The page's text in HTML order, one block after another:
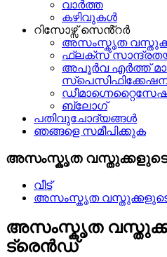
വാർത്ത
കഴിവുകൾ
റിസോഴ്സ് സെൻ്റർ
അസംസ്കൃത
ഫ്ലക്സ്
അപൂർവ എർത്ത്
ബ്ലോഗ്
പതിവുചോദ്യങ്ങൾ
ഞങ്ങളെ സമീപിക്കുക
അസംസ്കൃത വസ്തുക്കളുടെ
വീട്
അസംസ്കൃത
അസംസ്കൃത
ട്രെൻഡ്